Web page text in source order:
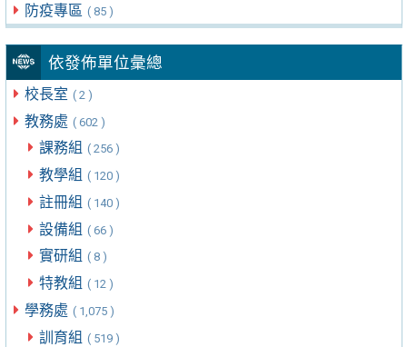
防疫專區 ( 85 )
依發佈單位彙總
校長室 ( 2 )
教務處 ( 602 )
課務組 ( 256 )
教學組 ( 120 )
註冊組 ( 140 )
設備組 ( 66 )
實研組 ( 8 )
特教組 ( 12 )
學務處 ( 1,075 )
訓育組 ( 519 )